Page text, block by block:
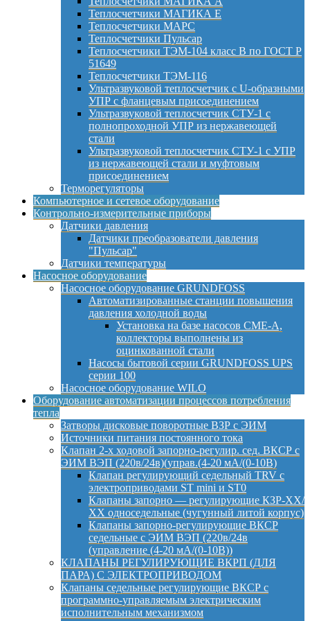
Теплосчетчики МАГИКА Е
Теплосчетчики МАРС
Теплосчетчики Пульсар
Теплосчетчики ТЭМ-104 класс B по ГОСТ Р
51649
Теплосчетчики ТЭМ-116
Ультразвуковой теплосчетчик с U-образными
УПР с фланцевым присоединением
Ультразвуковой теплосчетчик СТУ-1 с
полнопроходной УПР из нержавеющей
стали
Ультразвуковой теплосчетчик СТУ-1 с УПР
из нержавеющей стали и муфтовым
присоединением
Терморегуляторы
Компьютерное и сетевое оборудование
Контрольно-измерительные приборы
Датчики давления
Датчики преобразователи давления
"Пульсар"
Датчики температуры
Насосное оборудование
Насосное оборудование GRUNDFOSS
Автоматизированные станции повышения
давления холодной воды
Установка на базе насосов CME-A,
коллекторы выполнены из
оцинкованной стали
Насосы бытовой серии GRUNDFOSS UPS
серии 100
Насосное оборудование WILO
Оборудование автоматизации процессов потребления
тепла
Затворы дисковые поворотные ВЗР с ЭИМ
Источники питания постоянного тока
Клапан 2-х ходовой запорно-регулир. сед. ВКСР с
ЭИМ ВЭП (220в/24в)(управ.(4-20 мА/(0-10В)
Клапан регулирующий седельный TRV с
электроприводами ST mini и ST0
Клапаны запорно — регулирующие КЗР-ХХ/
ХХ односедельные (чугунный литой корпус)
Клапаны запорно-регулирующие ВКСР
седельные с ЭИМ ВЭП (220в/24в
(управление (4-20 мА/(0-10В))
КЛАПАНЫ РЕГУЛИРУЮЩИЕ ВКРП (ДЛЯ
ПАРА) С ЭЛЕКТРОПРИВОДОМ
Клапаны седельные регулирующие ВКСР с
программно-управляемым электрическим
исполнительным механизмом